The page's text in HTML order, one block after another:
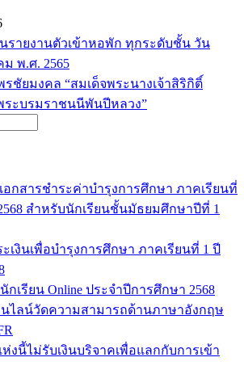
รายงานตัวเข้าหอพัก ทุกระดับชั้น วัน
พ.ศ. 2565
ชัยมงคล “สมเด็จพระนางเจ้าสิริกิติ์
ะบรมราชนนีพันปีหลวง”
อกสารชำระค่าบำรุงการศึกษา ภาคเรียนที่
สำหรับนักเรียนชั้นมัธยมศึกษาปีที่ 1
เงินเพื่อบำรุงการศึกษา ภาคเรียนที่ 1 ปี
เรียน Online ประจำปีการศึกษา 2568
ไลน์วัดความสามารถด้านภาษาอังกฤษ
งนี้ไม่รับเงินบริจาคเพื่อแลกกับการเข้า